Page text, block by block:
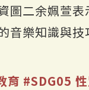
圖二余姵萱
音樂知識與
育 #SDG05